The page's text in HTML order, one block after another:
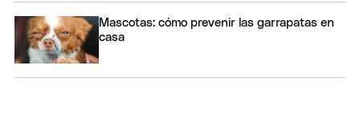
Mascotas: cómo prevenir las garrapatas en
casa